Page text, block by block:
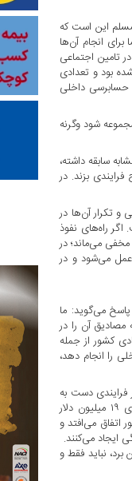
این است که
انجام آن‌ها
تامین اجتماعی
بود و تعدادی
حسابرسی داخلی
شود وگرنه
سابقه داشته،
بزند. در
و تکرار آن‌ها در
اگر راه‌های نفوذ
می‌ماند؛ در
می‌شود و در
می‌گوید: ما
مصادیق آن را در
کشور از جمله
را انجام دهد،
فرایندی دست به
اصلاح بزنند دیگر شاهد این نخواهیم بود که در یک شرکت شستا ۵۹ میلیون دلار تخلف اتفاق بیفتد و یا در شرکت دیگری ۱۹ میلیون دلار
می‌افتد و
ایجاد می‌کنند.
نباید فقط و